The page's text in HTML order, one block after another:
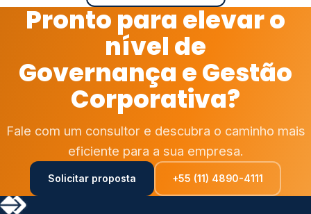
Pronto para elevar o
nível de
Governança e Gestão
Corporativa?
Fale com um consultor e descubra o caminho mais
eficiente para a sua empresa.
Solicitar proposta +55 (11) 4890-4111